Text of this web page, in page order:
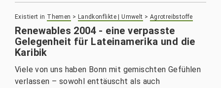
Existiert in Themen > Landkonflikte | Umwelt > Agrotreibstoffe
Renewables 2004 - eine verpasste
Gelegenheit für Lateinamerika und die
Karibik
Viele von uns haben Bonn mit gemischten Gefühlen
verlassen – sowohl enttäuscht als auch